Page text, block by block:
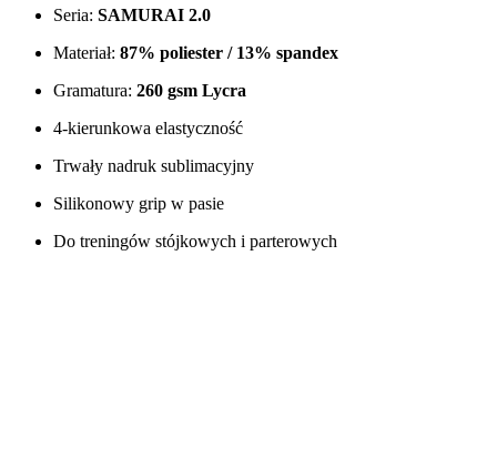
Seria: SAMURAI 2.0
Materiał: 87% poliester / 13% spandex
Gramatura: 260 gsm Lycra
4-kierunkowa elastyczność
Trwały nadruk sublimacyjny
Silikonowy grip w pasie
Do treningów stójkowych i parterowych